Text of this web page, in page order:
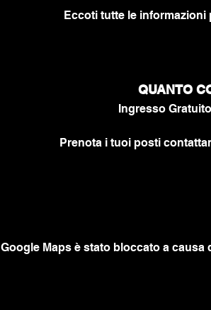
Eccoti tutte le informazioni
QUANTO
Ingresso
Prenota i tuoi posti
Google Maps è stato bloccato a